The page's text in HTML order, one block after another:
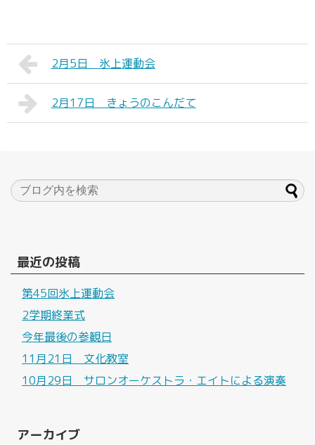
2月5日 氷上運動会
2月17日 きょうのこんだて
最近の投稿
第45回氷上運動会
2学期終業式
今年最後の参観日
11月21日 文化教室
10月29日 サロンオーケストラ・エイトによる演奏
アーカイブ